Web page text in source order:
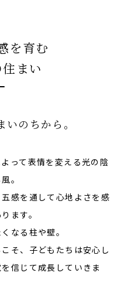
を育む
まい
のちから。
って表情を変える光の陰
。
感を通して心地よさを感
ます。
なる柱や壁。
そ、子どもたちは安心し
信じて成長していきま